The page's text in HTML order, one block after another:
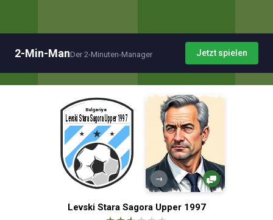
2-Min-ManDer 2-Minuten-Manager Jetzt spielen
→
Levski Stara Sagora Upper 1997